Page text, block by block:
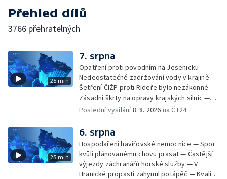
Přehled dílů
3766 přehratelných
25 min
7. srpna
Opatření proti povodním na Jesenicku —
Nedeostatečné zadržování vody v krajině —
Šetření ČIŽP proti Rideře bylo nezákonné —
Zásadní škrty na opravy krajských silnic —
Zásadní škrty na opravy krajských silnic —
covidem — Úhyny ryb kvůli vysokým
teplotám — Problémy se zásobování vodou
v MS kraji nehrozí — testováním na
západonilskou horečku — Den židovských
památek
Poslední vysílání8. 8. 2026 na ČT24
25 min
6. srpna
Hospodaření havířovské nemocnice — Spor
kvůli plánovanému chovu prasat — Častější
výjezdy záchranářů horské služby — V
Hranické propasti zahynul potápěč — Kvalita